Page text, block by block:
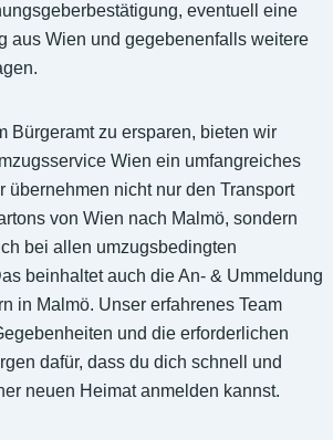
eventuell eine
aus Wien und gegebenenfalls weitere
Bürgeramt zu ersparen, bieten wir
Wien ein umfangreiches
übernehmen nicht nur den Transport
von Wien nach Malmö, sondern
bei allen umzugsbedingten
beinhaltet auch die An- & Ummeldung
in Malmö. Unser erfahrenes Team
und die erforderlichen
dafür, dass du dich schnell und
neuen Heimat anmelden kannst.